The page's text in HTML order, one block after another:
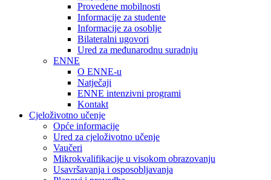
Provedene mobilnosti
Informacije za studente
Informacije za osoblje
Bilateralni ugovori
Ured za međunarodnu suradnju
ENNE
O ENNE-u
Natječaji
ENNE intenzivni programi
Kontakt
Cjeloživotno učenje
Opće informacije
Ured za cjeloživotno učenje
Vaučeri
Mikrokvalifikacije u visokom obrazovanju
Usavršavanja i osposobljavanja